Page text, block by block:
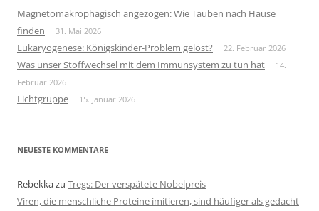
Magnetomakrophagisch angezogen: Wie Tauben nach Hause
finden
31. Mai 2026
Eukaryogenese: Königskinder-Problem gelöst? 22. Februar 2026
Was unser Stoffwechsel mit dem Immunsystem zu tun hat
14.
Februar 2026
Lichtgruppe 15. Januar 2026
NEUESTE KOMMENTARE
Rebekkazu Tregs: Der verspätete Nobelpreis
Viren, die menschliche Proteine imitieren, sind häufiger als gedacht